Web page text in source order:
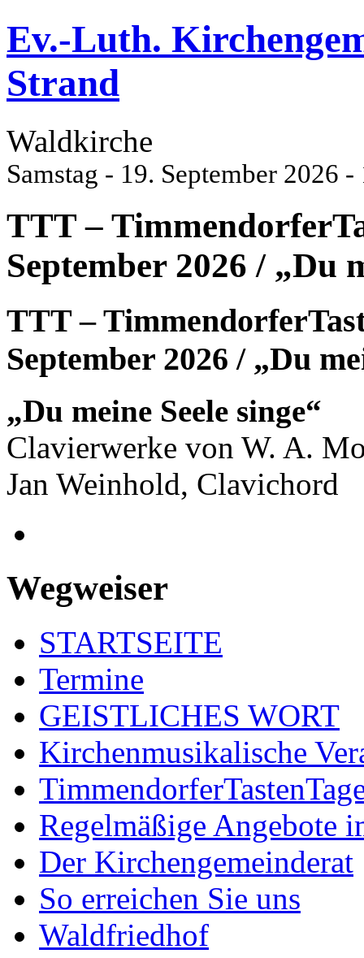
Ev.-Luth.
Strand
Waldkirche
Samstag - 19. September 2026
TTT –
September 2026 / „Du
TTT –
September 2026 / „Du
„Du meine Seele singe“
Clavierwerke von W. A.
Jan Weinhold, Clavichord
Wegweiser
STARTSEITE
Termine
GEISTLICHES WORT
Kirchenmusikalische
Regelmäßige Angebote
Der Kirchengemeinderat
So erreichen Sie uns
Waldfriedhof